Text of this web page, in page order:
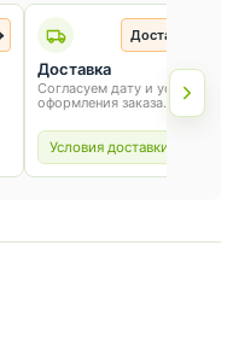
Доставка: На
Доставка
Согласуем дату и условия
оформления заказа.
Условия доставки